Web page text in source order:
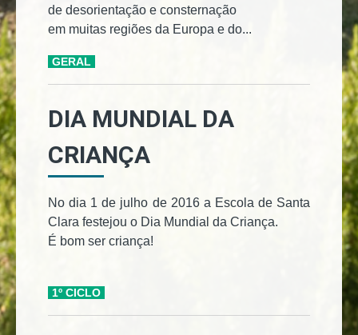
de desorientação e consternação
em muitas regiões da Europa e do...
GERAL
DIA MUNDIAL DA
CRIANÇA
No dia 1 de julho de 2016 a Escola de Santa
Clara festejou o Dia Mundial da Criança.
É bom ser criança!
1º CICLO